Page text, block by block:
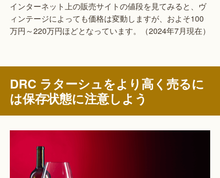
インターネット上の販売サイトの値段を見てみると、ヴ
ィンテージによっても価格は変動しますが、およそ100
万円～220万円ほどとなっています。（2024年7月現在）
DRC ラターシュをより高く売るに
は保存状態に注意しよう